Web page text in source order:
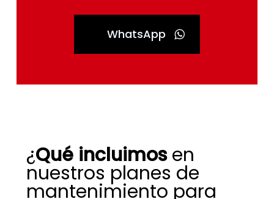
WhatsApp
¿Qué incluimosen
nuestros planes de
mantenimiento para